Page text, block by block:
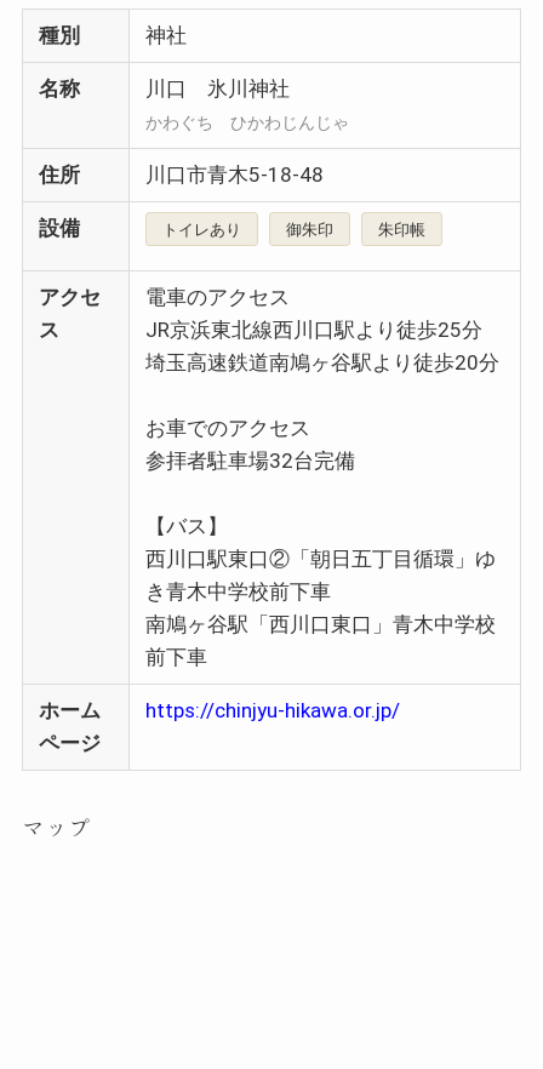
種別 神社
名称 川口 氷川神社
かわぐち ひかわじんじゃ
住所 川口市青木5-18-48
設備 トイレあり 御朱印 朱印帳
アクセ
ス
電車のアクセス
JR京浜東北線西川口駅より徒歩25分
埼玉高速鉄道南鳩ヶ谷駅より徒歩20分
お車でのアクセス
参拝者駐車場32台完備
【バス】
西川口駅東口②「朝日五丁目循環」ゆ
き青木中学校前下車
南鳩ヶ谷駅「西川口東口」青木中学校
前下車
ホーム
ページ
https://chinjyu-hikawa.or.jp/
マップ